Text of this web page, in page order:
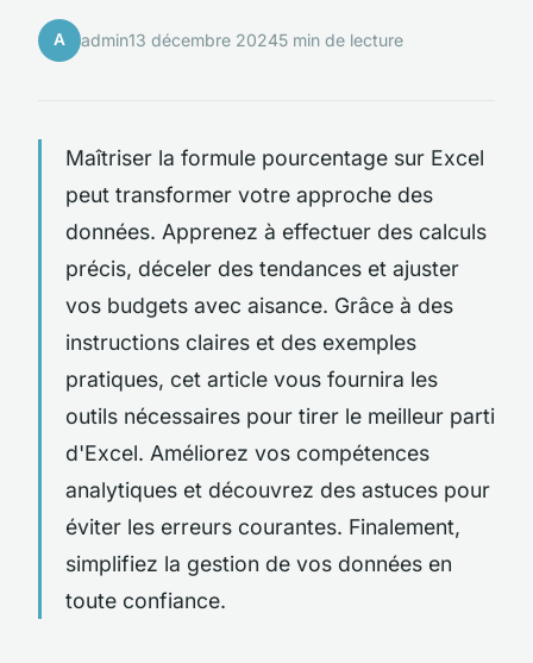
A admin13 décembre 20245 min de lecture
Maîtriser la formule pourcentage sur Excel
peut transformer votre approche des
données. Apprenez à effectuer des calculs
précis, déceler des tendances et ajuster
vos budgets avec aisance. Grâce à des
instructions claires et des exemples
pratiques, cet article vous fournira les
outils nécessaires pour tirer le meilleur parti
d'Excel. Améliorez vos compétences
analytiques et découvrez des astuces pour
éviter les erreurs courantes. Finalement,
simplifiez la gestion de vos données en
toute confiance.